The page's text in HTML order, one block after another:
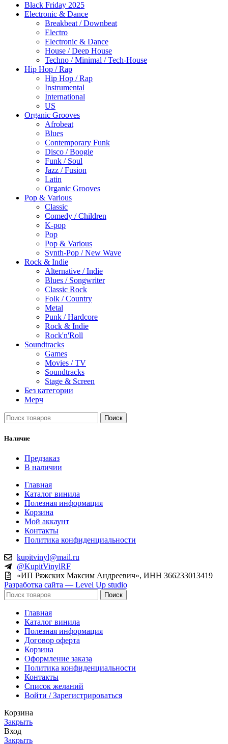
Black Friday 2025
Electronic & Dance
Breakbeat / Downbeat
Electro
Electronic & Dance
House / Deep House
Techno / Minimal / Tech-House
Hip Hop / Rap
Hip Hop / Rap
Instrumental
International
US
Organic Grooves
Afrobeat
Blues
Contemporary Funk
Disco / Boogie
Funk / Soul
Jazz / Fusion
Latin
Organic Grooves
Pop & Various
Classic
Comedy / Children
K-pop
Pop
Pop & Various
Synth-Pop / New Wave
Rock & Indie
Alternative / Indie
Blues / Songwriter
Classic Rock
Folk / Country
Metal
Punk / Hardcore
Rock & Indie
Rock'n'Roll
Soundtracks
Games
Movies / TV
Soundtracks
Stage & Screen
Без категории
Мерч
Поиск
Наличие
Предзаказ
В наличии
Главная
Каталог винила
Полезная информация
Корзина
Мой аккаунт
Контакты
Политика конфиденциальности
kupitvinyl@mail.ru
@KupitVinylRF
«ИП Ряжских Максим Андреевич», ИНН 366233013419
Разработка сайта — Level Up studio
Поиск
Главная
Каталог винила
Полезная информация
Договор оферта
Корзина
Оформление заказа
Политика конфиденциальности
Контакты
Список желаний
Войти / Зарегистрироваться
Корзина
Закрыть
Вход
Закрыть